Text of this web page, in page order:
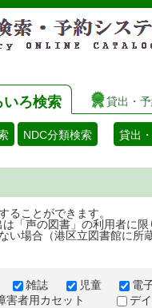
いろ検索 貸出・
NDC分類検索 貸出
ることができます。
「声の図書」の利用者に限
い場合（港区立図書館に所
雑誌 児童
電
害者用カセット
デ